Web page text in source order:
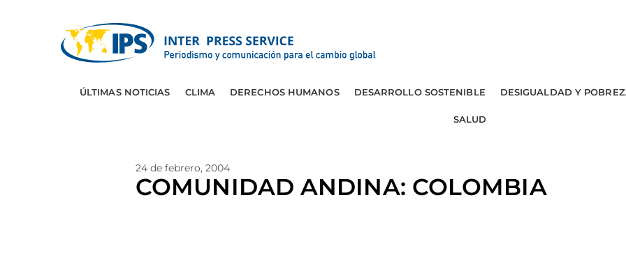
ÚLTIMAS NOTICIAS CLIMA DERECHOS HUMANOS DESARROLLO SOSTENIBLE DESIGUALDAD Y
SALUD
24 de febrero, 2004
COMUNIDAD ANDINA: COLOMBIA